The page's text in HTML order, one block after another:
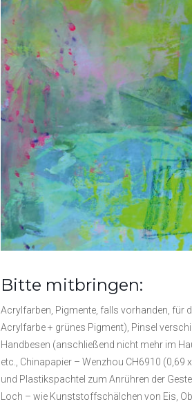
Bitte mitbringen:
Acrylfarben, Pigmente, falls vorhanden, für
Acrylfarbe + grünes Pigment), Pinsel
Handbesen (anschließend nicht mehr im
etc., Chinapapier – Wenzhou CH6910
und Plastikspachtel zum Anrühren der
Loch – wie Kunststoffschälchen von Eis,